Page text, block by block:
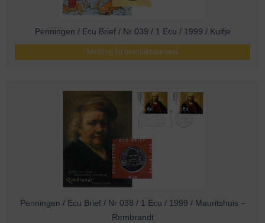
Penningen / Ecu Brief / Nr 039 / 1 Ecu / 1999 / Kuifje
Melding bij beschikbaarheid
Penningen / Ecu Brief / Nr 038 / 1 Ecu / 1999 / Mauritshuis –
Rembrandt